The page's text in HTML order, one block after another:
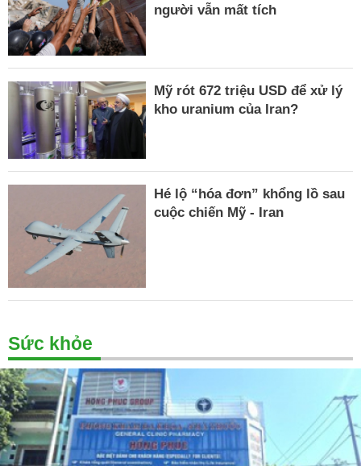
người vẫn mất tích
Mỹ rót 672 triệu USD để xử lý
kho uranium của Iran?
Hé lộ “hóa đơn” khổng lồ sau
cuộc chiến Mỹ - Iran
Sức khỏe